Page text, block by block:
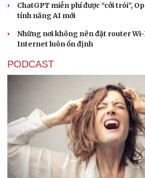
Làm đẹp - giảm cân
Phòng mạch online
ChatGPT miễn phí được “cởi trói”,
tính năng AI mới
Những nơi không nên đặt router
Internet luôn ổn định
PODCAST